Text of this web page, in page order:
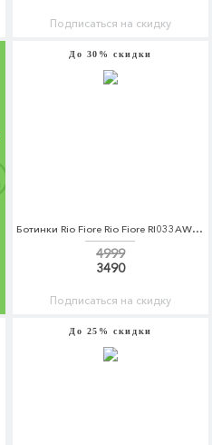
Подписаться на скидку
До 30% скидки
Ботинки Rio Fiore Rio Fiore RI033AWCPFN2
4999
3490
Подписаться на скидку
До 25% скидки